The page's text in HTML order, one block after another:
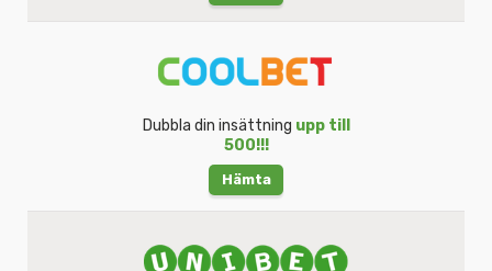
Dubbla din insättning upp till
500!!!
Hämta